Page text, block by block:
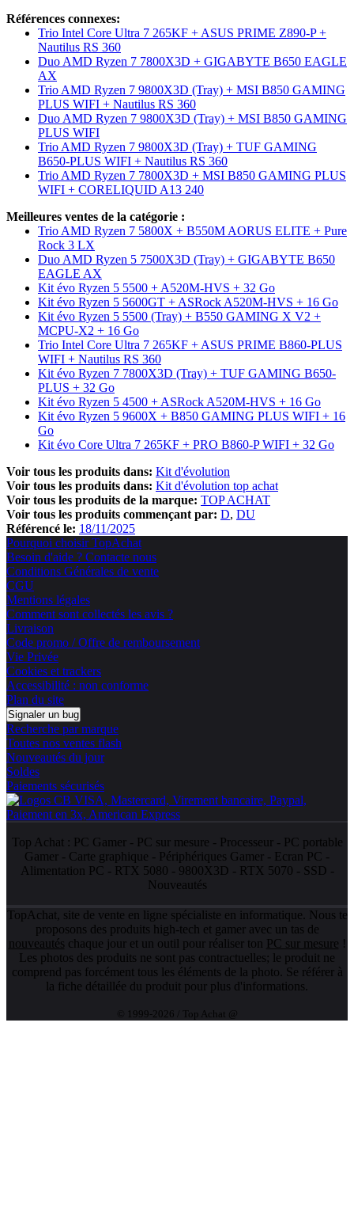
Références connexes:
Trio Intel Core Ultra 7 265KF + ASUS PRIME Z890-P +
Nautilus RS 360
Duo AMD Ryzen 7 7800X3D + GIGABYTE B650 EAGLE
AX
Trio AMD Ryzen 7 9800X3D (Tray) + MSI B850 GAMING
PLUS WIFI + Nautilus RS 360
Duo AMD Ryzen 7 9800X3D (Tray) + MSI B850 GAMING
PLUS WIFI
Trio AMD Ryzen 7 9800X3D (Tray) + TUF GAMING
B650-PLUS WIFI + Nautilus RS 360
Trio AMD Ryzen 7 7800X3D + MSI B850 GAMING PLUS
WIFI + CORELIQUID A13 240
Meilleures ventes de la catégorie :
Trio AMD Ryzen 7 5800X + B550M AORUS ELITE + Pure
Rock 3 LX
Duo AMD Ryzen 5 7500X3D (Tray) + GIGABYTE B650
EAGLE AX
Kit évo Ryzen 5 5500 + A520M-HVS + 32 Go
Kit évo Ryzen 5 5600GT + ASRock A520M-HVS + 16 Go
Kit évo Ryzen 5 5500 (Tray) + B550 GAMING X V2 +
MCPU-X2 + 16 Go
Trio Intel Core Ultra 7 265KF + ASUS PRIME B860-PLUS
WIFI + Nautilus RS 360
Kit évo Ryzen 7 7800X3D (Tray) + TUF GAMING B650-
PLUS + 32 Go
Kit évo Ryzen 5 4500 + ASRock A520M-HVS + 16 Go
Kit évo Ryzen 5 9600X + B850 GAMING PLUS WIFI + 16
Go
Kit évo Core Ultra 7 265KF + PRO B860-P WIFI + 32 Go
Voir tous les produits dans: Kit d'évolution
Voir tous les produits dans: Kit d'évolution top achat
Voir tous les produits de la marque: TOP ACHAT
Voir tous les produits commençant par: D DU
Référencé le: 18/11/2025
Pourquoi choisir TopAchat
Besoin d'aide ? Contacte nous
Conditions Générales de vente
CGU
Mentions légales
Comment sont collectés les avis ?
Livraison
Code promo / Offre de remboursement
Vie Privée
Cookies et trackers
Accessibilité : non conforme
Plan du site
Signaler un bug
Recherche par marque
Toutes nos ventes flash
Nouveautés du jour
Soldes
Paiements sécurisés
Top Achat : PC Gamer- PC sur mesure - Processeur- PC portable
Gamer - Carte graphique - Périphériques Gamer - Ecran PC -
Alimentation PC - RTX 5080 - 9800X3D - RTX 5070 - SSD -
Nouveautés
TopAchat, site de vente en ligne spécialiste en informatique. Nous te
proposons des produits high-tech et gamer avec un tas de
nouveautés chaque jour et un outil pour réaliser ton PC sur mesure !
Les photos des produits ne sont pas contractuelles; le produit ne
comprend pas forcément tous les éléments de la photo. Se référer à
la fiche détaillée du produit pour plus d'informations.
© 1999-2026 / Top Achat @